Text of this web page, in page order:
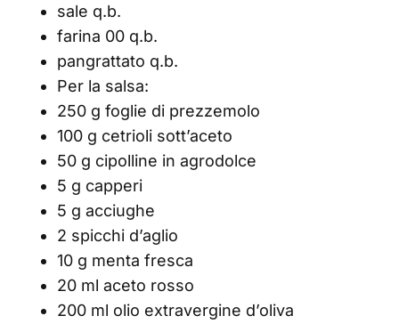
sale q.b.
farina 00 q.b.
pangrattato q.b.
Per la salsa:
250 g foglie di prezzemolo
100 g cetrioli sott’aceto
50 g cipolline in agrodolce
5 g capperi
5 g acciughe
2 spicchi d’aglio
10 g menta fresca
20 ml aceto rosso
200 ml olio extravergine d’oliva